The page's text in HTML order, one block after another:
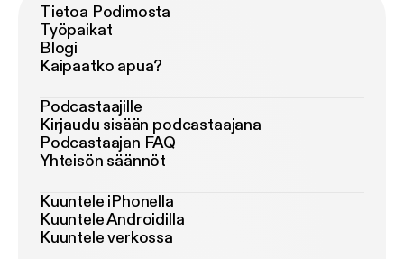
Tietoa Podimosta
Työpaikat
Blogi
Kaipaatko apua?
Podcastaajille
Kirjaudu sisään podcastaajana
Podcastaajan FAQ
Yhteisön säännöt
Kuuntele iPhonella
Kuuntele Androidilla
Kuuntele verkossa